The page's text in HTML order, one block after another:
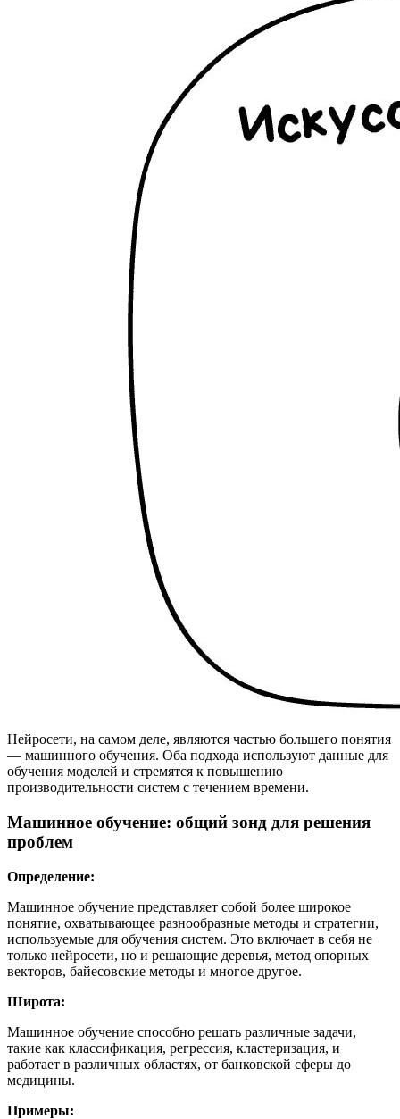
Нейросети, на самом деле, являются частью большего понятия
— машинного обучения. Оба подхода используют данные для
обучения моделей и стремятся к повышению
производительности систем с течением времени.
Машинное обучение: общий зонд для решения
проблем
Определение:
Машинное обучение представляет собой более широкое
понятие, охватывающее разнообразные методы и стратегии,
используемые для обучения систем. Это включает в себя не
только нейросети, но и решающие деревья, метод опорных
векторов, байесовские методы и многое другое.
Широта:
Машинное обучение способно решать различные задачи,
такие как классификация, регрессия, кластеризация, и
работает в различных областях, от банковской сферы до
медицины.
Примеры: